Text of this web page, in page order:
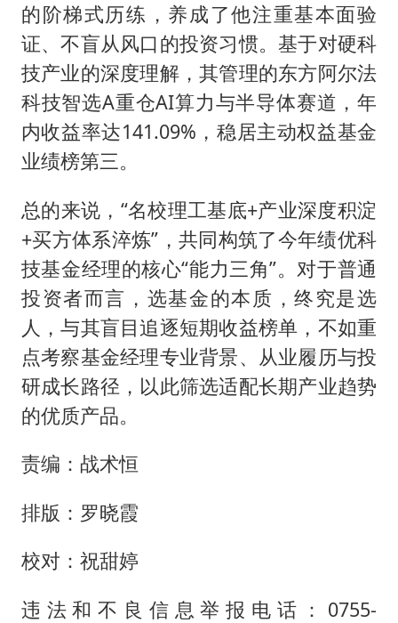
的阶梯式历练，养成了他注重基本面验
证、不盲从风口的投资习惯。基于对硬科
技产业的深度理解，其管理的东方阿尔法
科技智选A重仓AI算力与半导体赛道，年
内收益率达141.09%，稳居主动权益基金
业绩榜第三。
总的来说，“名校理工基底+产业深度积淀
+买方体系淬炼”，共同构筑了今年绩优科
技基金经理的核心“能力三角”。对于普通
投资者而言，选基金的本质，终究是选
人，与其盲目追逐短期收益榜单，不如重
点考察基金经理专业背景、从业履历与投
研成长路径，以此筛选适配长期产业趋势
的优质产品。
责编：战术恒
排版：罗晓霞
校对：祝甜婷
违法和不良信息举报电话：0755-